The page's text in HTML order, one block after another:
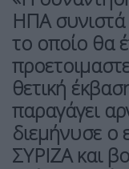
ΗΠΑ συνιστά
το οποίο θα
θετική
παραγάγει
διεμήνυσε
ΣΥΡΙΖΑ και